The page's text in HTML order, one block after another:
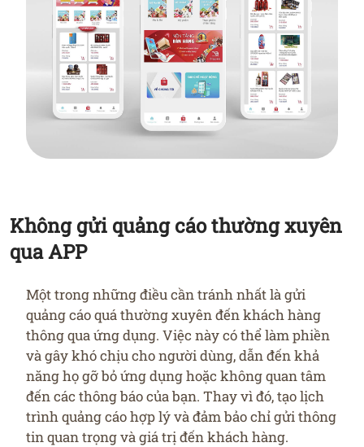
Không gửi quảng cáo thường xuyên
qua APP
Một trong những điều cần tránh nhất là gửi
quảng cáo quá thường xuyên đến khách hàng
thông qua ứng dụng. Việc này có thể làm phiền
và gây khó chịu cho người dùng, dẫn đến khả
năng họ gỡ bỏ ứng dụng hoặc không quan tâm
đến các thông báo của bạn. Thay vì đó, tạo lịch
trình quảng cáo hợp lý và đảm bảo chỉ gửi thông
tin quan trọng và giá trị đến khách hàng.